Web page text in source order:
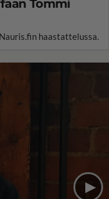
Tommi
haastattelussa.